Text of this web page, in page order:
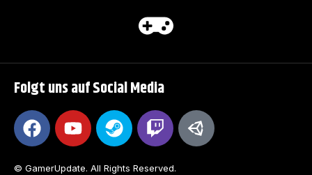
Folgt uns auf Social Media
© GamerUpdate. All Rights Reserved.